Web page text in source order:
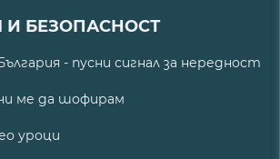
И БЕЗОПАСНОСТ
- пусни сигнал за нередност
ме да шофирам
уроци